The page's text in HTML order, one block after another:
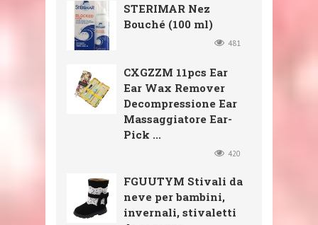
STERIMAR Nez
Bouché (100 ml)
481
CXGZZM 11pcs Ear
Ear Wax Remover
Decompressione Ear
Massaggiatore Ear-
Pick ...
420
FGUUTYM Stivali da
neve per bambini,
invernali, stivaletti